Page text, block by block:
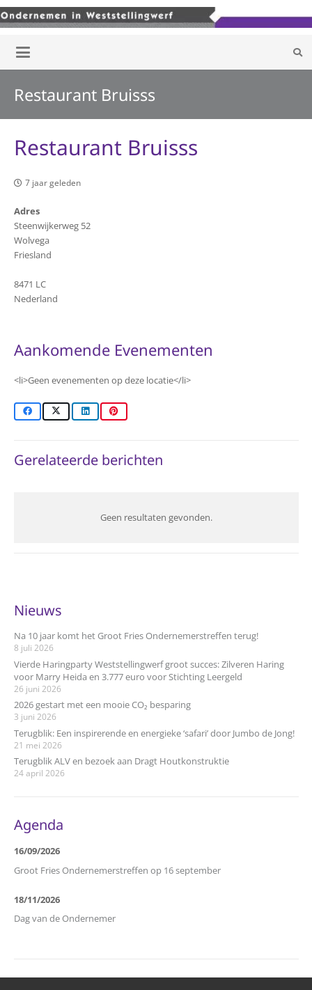
Restaurant Bruisss
Restaurant Bruisss
7 jaar geleden
Adres
Steenwijkerweg 52
Wolvega
Friesland
8471 LC
Nederland
Aankomende Evenementen
<li>Geen evenementen op deze locatie</li>
Gerelateerde berichten
Geen resultaten gevonden.
Nieuws
Na 10 jaar komt het Groot Fries Ondernemerstreffen terug!
8 juli 2026
Vierde Haringparty Weststellingwerf groot succes: Zilveren Haring
voor Marry Heida en 3.777 euro voor Stichting Leergeld
26 juni 2026
2026 gestart met een mooie CO₂ besparing
3 juni 2026
Terugblik: Een inspirerende en energieke ‘safari’ door Jumbo de Jong!
21 mei 2026
Terugblik ALV en bezoek aan Dragt Houtkonstruktie
24 april 2026
Agenda
16/09/2026
Groot Fries Ondernemerstreffen op 16 september
18/11/2026
Dag van de Ondernemer